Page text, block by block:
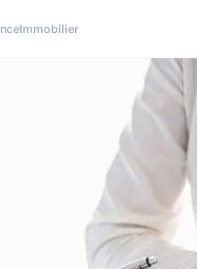
Immobilier